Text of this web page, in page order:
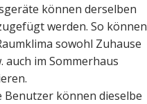
können derselben
werden. So können
sowohl Zuhause
auch im Sommerhaus
Benutzer können dieselbe